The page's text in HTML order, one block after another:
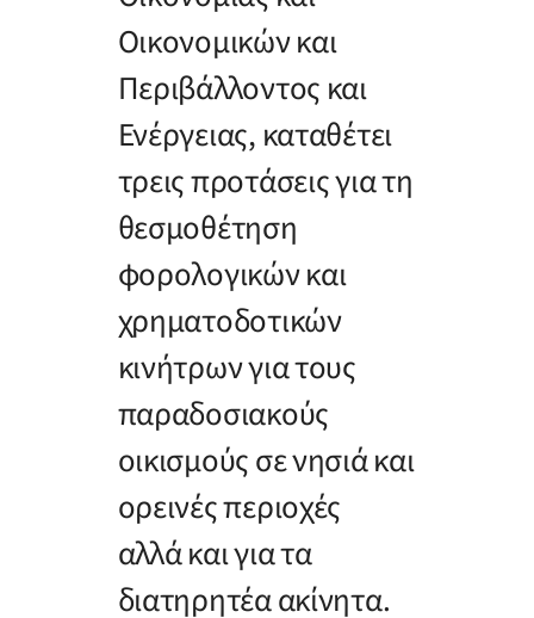
Οικονομικών και
Περιβάλλοντος και
Ενέργειας, καταθέτει
τρεις προτάσεις για τη
θεσμοθέτηση
φορολογικών και
χρηματοδοτικών
κινήτρων για τους
παραδοσιακούς
οικισμούς σε νησιά και
ορεινές περιοχές
αλλά και για τα
διατηρητέα ακίνητα.